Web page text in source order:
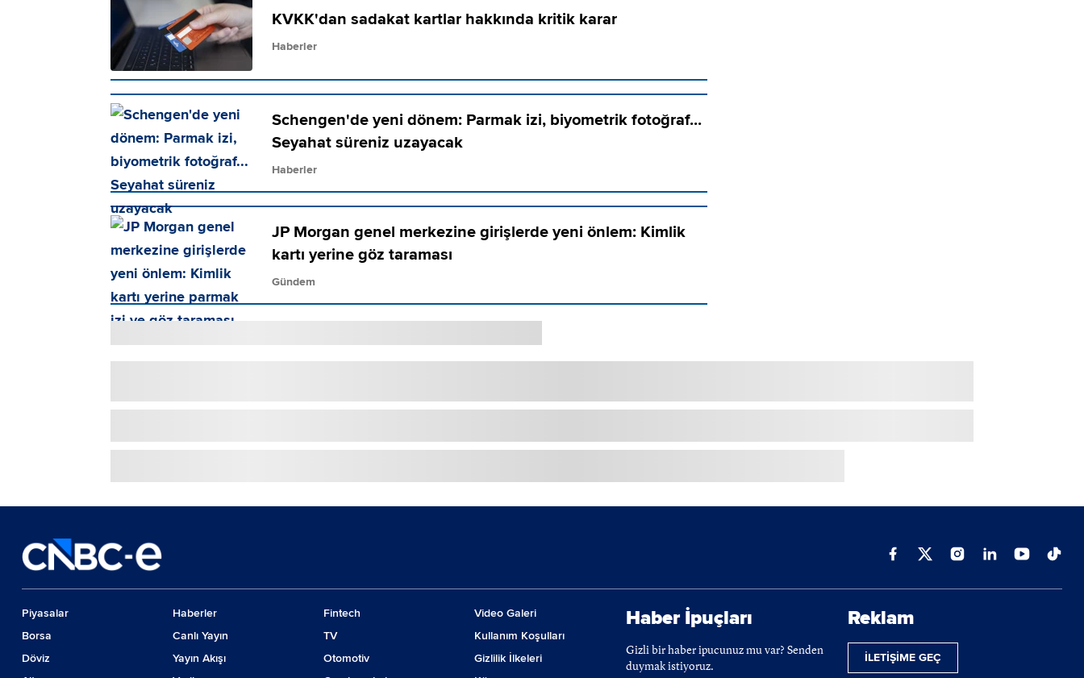
KVKK'dan sadakat kartlar hakkında kritik karar
Haberler
Schengen'de yeni dönem: Parmak izi, biyometrik fotoğraf...
Seyahat süreniz uzayacak
Haberler
JP Morgan genel merkezine girişlerde yeni önlem: Kimlik
kartı yerine göz taraması
Gündem
Piyasalar
Borsa
Döviz
Haberler
Canlı Yayın
Yayın Akışı
Fintech
TV
Otomotiv
Video Galeri
Kullanım Koşulları
Gizlilik İlkeleri
Haber İpuçları
Gizli bir haber ipucunuz mu var? Senden
duymak istiyoruz.
Reklam
İLETİŞİME GEÇ